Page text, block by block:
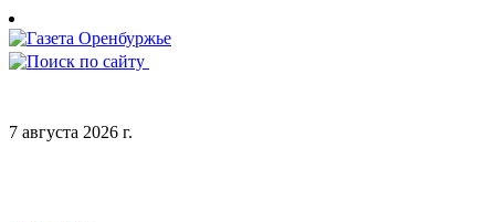
Skip
to
content
7 августа 2026 г.